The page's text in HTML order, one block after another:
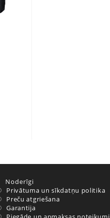
Noderīgi
Privātuma un sīkdatņu politika
Preču atgriešana
Garantija